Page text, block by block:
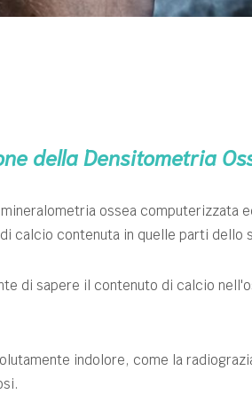
della Densitometria
mineralometria ossea computerizzata
calcio contenuta in quelle parti dello
di sapere il contenuto di calcio
indolore, come la